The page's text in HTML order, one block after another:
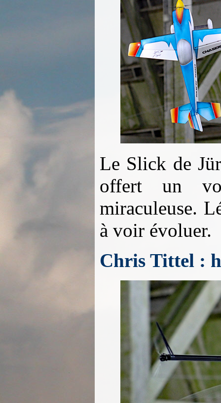
Le Slick de
offert un vol
miraculeuse.
à voir évoluer.
Chris Tittel :